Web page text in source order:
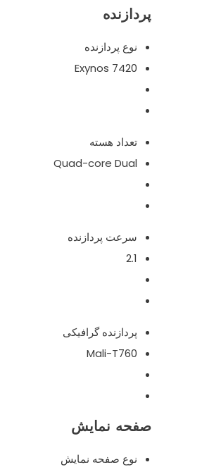
پردازنده
نوع پردازنده
Exynos 7420
تعداد هسته
Quad-core Dual
سرعت پردازنده
2.1
پردازنده گرافیکی
Mali-T760
صفحه نمایش
نوع صفحه نمایش